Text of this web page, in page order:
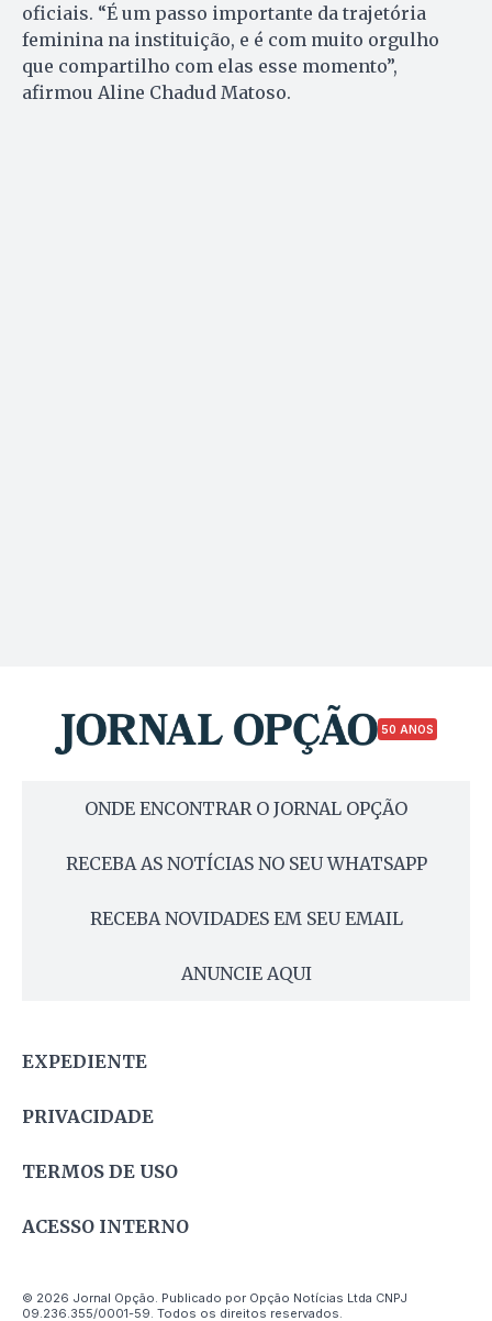
oficiais. “É um passo importante da trajetória
feminina na instituição, e é com muito orgulho
que compartilho com elas esse momento”,
afirmou Aline Chadud Matoso.
50 ANOS
ONDE ENCONTRAR O JORNAL OPÇÃO
RECEBA AS NOTÍCIAS NO SEU WHATSAPP
RECEBA NOVIDADES EM SEU EMAIL
ANUNCIE AQUI
EXPEDIENTE
PRIVACIDADE
TERMOS DE USO
ACESSO INTERNO
© 2026 Jornal Opção. Publicado por Opção Notícias Ltda CNPJ
09.236.355/0001-59. Todos os direitos reservados.